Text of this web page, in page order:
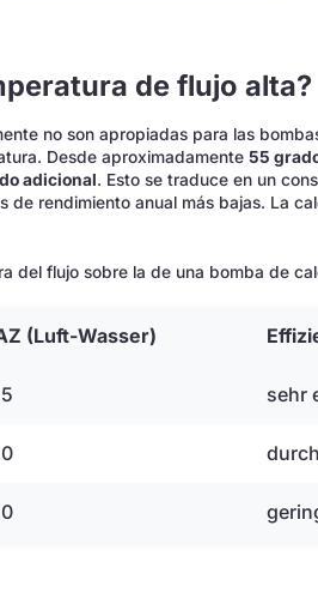
de flujo alta?
no son apropiadas para las
Desde aproximadamente55
adicional. Esto se traduce en un
de rendimiento anual más bajas. La
del flujo sobre la de una bomba de
(Luft-Wasser)
sehr